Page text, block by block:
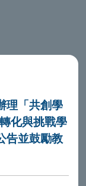
理「共創學
化與挑戰學
告並鼓勵教